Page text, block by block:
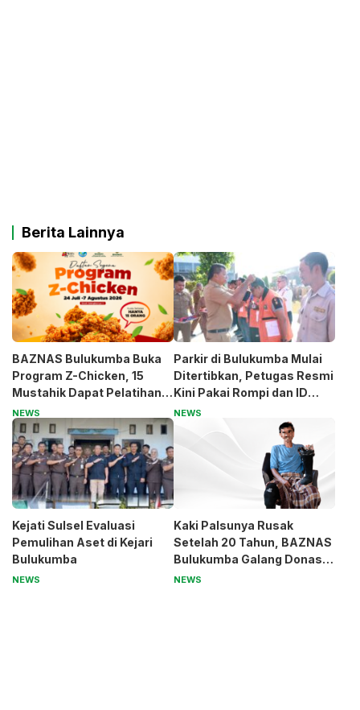
Berita Lainnya
BAZNAS Bulukumba Buka
Program Z-Chicken, 15
Mustahik Dapat Pelatihan
dan Modal Usaha
NEWS
Parkir di Bulukumba Mulai
Ditertibkan, Petugas Resmi
Kini Pakai Rompi dan ID
Card
NEWS
Kejati Sulsel Evaluasi
Pemulihan Aset di Kejari
Bulukumba
NEWS
Kaki Palsunya Rusak
Setelah 20 Tahun, BAZNAS
Bulukumba Galang Donasi
untuk Pak Pardi
NEWS